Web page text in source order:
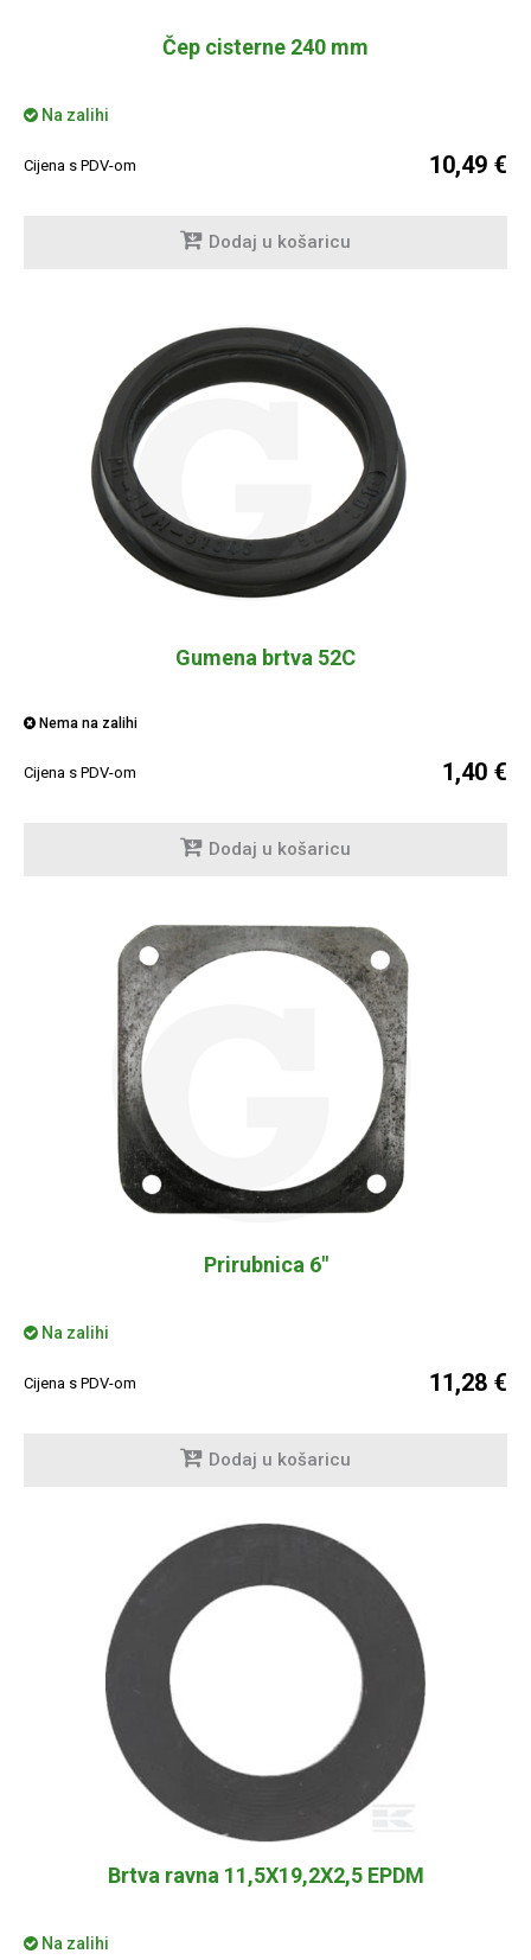
Čep cisterne 240 mm
Na zalihi
Cijena s PDV-om 10,49 €
Dodaj u košaricu
Gumena brtva 52C
Nema na zalihi
Cijena s PDV-om 1,40 €
Dodaj u košaricu
Prirubnica 6"
Na zalihi
Cijena s PDV-om 11,28 €
Dodaj u košaricu
Brtva ravna 11,5X19,2X2,5 EPDM
Na zalihi